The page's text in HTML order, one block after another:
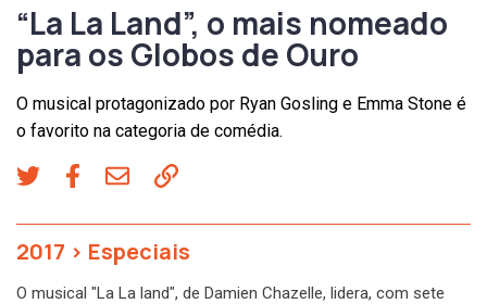
“La La Land”, o mais nomeado
para os Globos de Ouro
O musical protagonizado por Ryan Gosling e Emma Stone é
o favorito na categoria de comédia.
2017 > Especiais
O musical "La La land", de Damien Chazelle, lidera, com sete